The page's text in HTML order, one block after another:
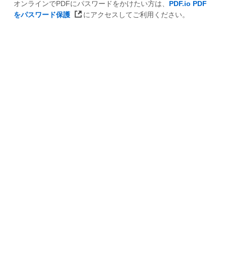
オンラインでPDFにパスワードをかけたい方は、 PDF.io PDF
をパスワード保護
にアクセスしてご利用ください。